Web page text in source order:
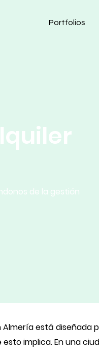
Portfolios
de la gestión
está diseñada
implica. En una